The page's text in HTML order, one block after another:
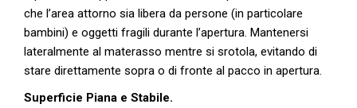
che l’area attorno sia libera da persone (in particolare
bambini) e oggetti fragili durante l’apertura. Mantenersi
lateralmente al materasso mentre si srotola, evitando di
stare direttamente sopra o di fronte al pacco in apertura.
Superficie Piana e Stabile.